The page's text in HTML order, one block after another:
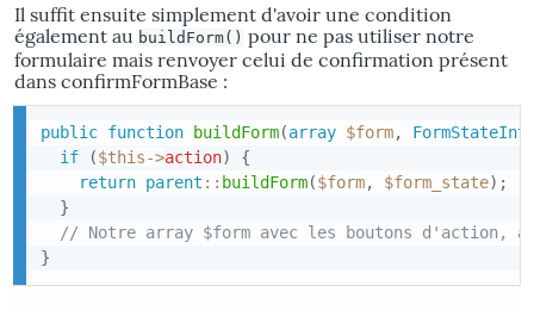
Il suffit ensuite simplement d'avoir une condition
également au buildForm() pour ne pas utiliser notre
formulaire mais renvoyer celui de confirmation présent
dans confirmFormBase :
public function buildForm(array $form,
if
($this->action)
{
return parent :: buildForm($form, $form_state) ;
}
// Notre array $form avec les boutons d'action, au
}